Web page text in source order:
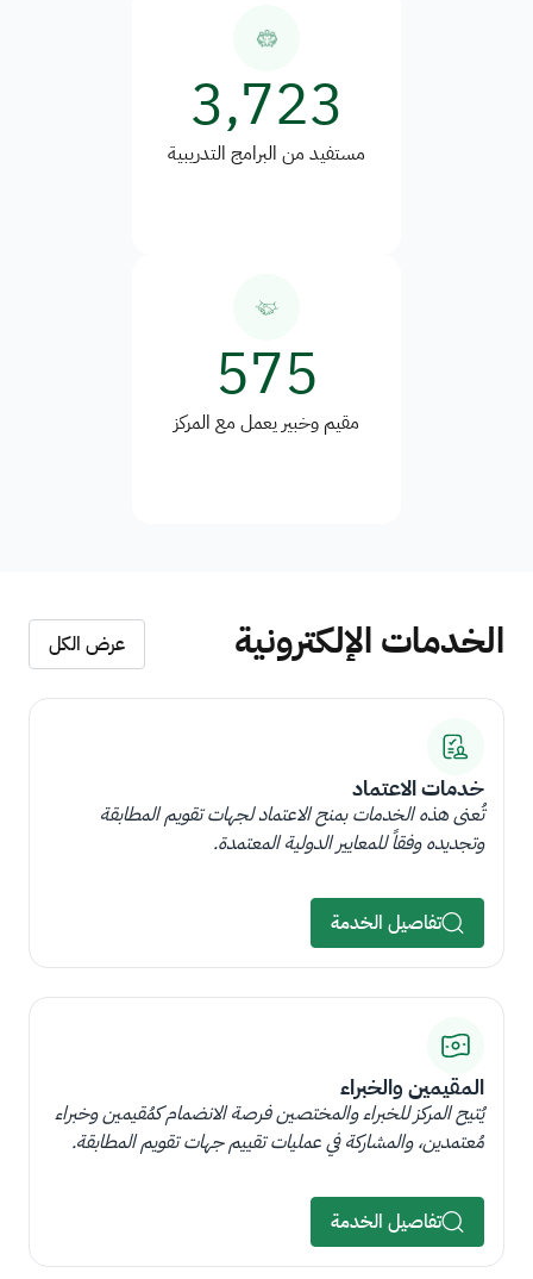
3,723
مستفيد من البرامج التدريبية
575
مقيم وخبير يعمل مع المركز
الخدمات الإلكترونية عرض الكل
خدمات الاعتماد
تُعنى هذه الخدمات بمنح الاعتماد لجهات تقويم المطابقة
وتجديده وفقاً للمعايير الدولية المعتمدة.
تفاصيل الخدمة
المقيمين والخبراء
يُتيح المركز للخبراء والمختصين فرصة الانضمام كمُقيمين وخبراء
مُعتمدين، والمشاركة في عمليات تقييم جهات تقويم المطابقة.
تفاصيل الخدمة